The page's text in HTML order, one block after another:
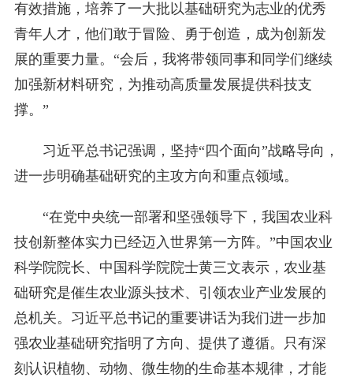
有效措施，培养了一大批以基础研究为志业的优秀
青年人才，他们敢于冒险、勇于创造，成为创新发
展的重要力量。“会后，我将带领同事和同学们继续
加强新材料研究，为推动高质量发展提供科技支
撑。”
习近平总书记强调，坚持“四个面向”战略导向，
进一步明确基础研究的主攻方向和重点领域。
“在党中央统一部署和坚强领导下，我国农业科
技创新整体实力已经迈入世界第一方阵。”中国农业
科学院院长、中国科学院院士黄三文表示，农业基
础研究是催生农业源头技术、引领农业产业发展的
总机关。习近平总书记的重要讲话为我们进一步加
强农业基础研究指明了方向、提供了遵循。只有深
刻认识植物、动物、微生物的生命基本规律，才能